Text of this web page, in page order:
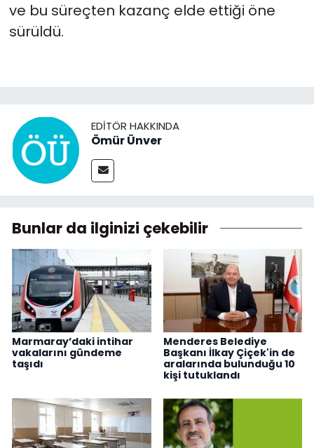
ve bu süreçten kazanç elde ettiği öne
sürüldü.
EDITÖR HAKKINDA
Ömür Ünver
Bunlar da ilginizi çekebilir
Marmaray’daki intihar
vakalarını gündeme
taşıdı
Menderes Belediye
Başkanı İlkay Çiçek'in de
aralarında bulunduğu 10
kişi tutuklandı